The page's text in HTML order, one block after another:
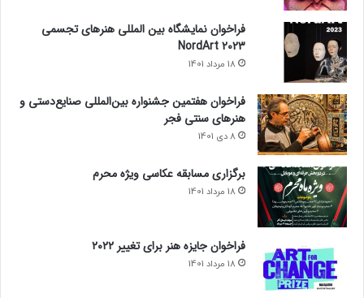
فراخوان نمایشگاه بین المللی هنرهای تجسمی
NordArt 2023
18 مرداد 1401
فراخوان هفتمین جشنواره بین‌المللی صنایع‌دستی و
هنرهای سنتی فجر
8 دی 1401
برگزاری مسابقه عکاسی ویژه محرم
18 مرداد 1401
فراخوان جایزه هنر برای تغییر ۲۰۲۲
18 مرداد 1401